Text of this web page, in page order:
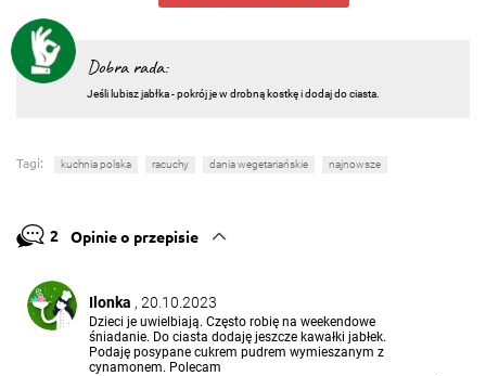
Dobra rada:
Jeśli lubisz jabłka - pokrój je w drobną kostkę i dodaj do ciasta.
Tagi: kuchnia polska racuchy dania wegetariańskie najnowsze
2 Opinie o przepisie
Ilonka , 20.10.2023
Dzieci je uwielbiają. Często robię na weekendowe
śniadanie. Do ciasta dodaję jeszcze kawałki jabłek.
Podaję posypane cukrem pudrem wymieszanym z
cynamonem. Polecam